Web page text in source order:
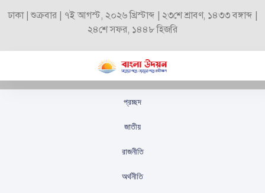
ঢাকা | শুক্রবার | ৭ই আগস্ট, ২০২৬ খ্রিস্টাব্দ | ২৩শে শ্রাবণ, ১৪৩৩ বঙ্গাব্দ |
২৪শে সফর, ১৪৪৮ হিজরি
প্রচ্ছদ
জাতীয়
রাজনীতি
অর্থনীতি
জনগণের ভোটই ভবিষ্যৎ
সরকারের নির্ধারক: আমীর